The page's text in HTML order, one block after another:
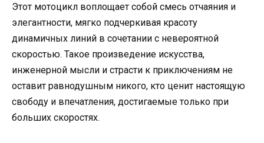
Этот мотоцикл воплощает собой смесь отчаяния и
элегантности, мягко подчеркивая красоту
динамичных линий в сочетании с невероятной
скоростью. Такое произведение искусства,
инженерной мысли и страсти к приключениям не
оставит равнодушным никого, кто ценит настоящую
свободу и впечатления, достигаемые только при
больших скоростях.